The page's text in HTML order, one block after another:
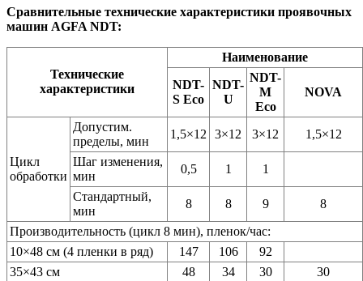
Сравнительные технические характеристики проявочных
машин AGFA NDT:
Технические
характеристики
Наименование
NDT-
S Eco
NDT-
U
NDT-
M
Eco
NOVA
Цикл
обработки
Допустим.
пределы, мин
1,5×12 3×12 3×12
1,5×12
Шаг изменения,
мин
0,5 1
1
Стандартный,
мин
8 8 9
8
Производительность (цикл 8 мин), пленок/час:
10×48 см (4 пленки в ряд)
147 106
92
35×43 см
48 34 30 30